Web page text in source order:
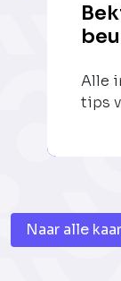
Alle
tips
Naar alle